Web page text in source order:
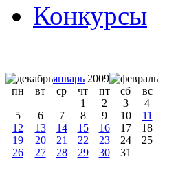
Конкурсы
январь 2009
пн
вт ср чт пт сб
вс
1
2 3
4
5
6 7 8 9 10
11
12
13 14 15 16 17
18
19
20 21 22 23 24
25
26
27 28 29 30 31